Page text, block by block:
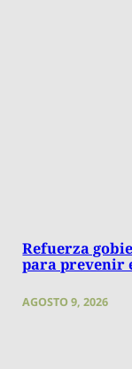
Refuerza
para prevenir
AGOSTO 9, 2026